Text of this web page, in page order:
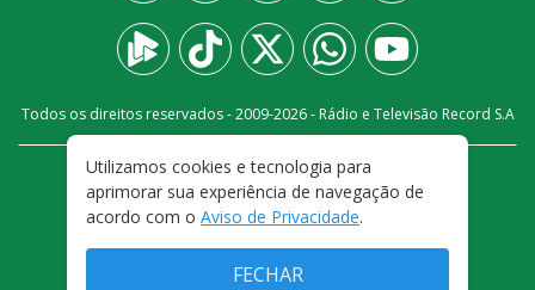
Todos os direitos reservados - 2009-2026- Rádio e Televisão Record S.A
FALE CONOSCO
PRIVACIDADE
TERMOS E CONDIÇÕES DE USO
Utilizamos cookies e tecnologia para
aprimorar sua experiência de navegação de
acordo com o Aviso de Privacidade.
FECHAR